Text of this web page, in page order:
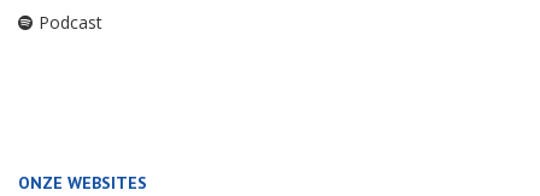
Podcast
ONZE WEBSITES